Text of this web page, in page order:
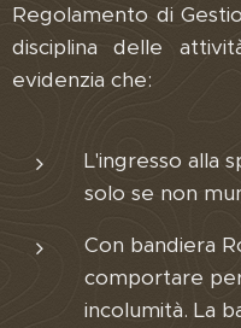
Regolamento di
disciplina delle
evidenzia che:
L'ingresso alla
solo se non
Con bandiera
comportare
incolumità. La